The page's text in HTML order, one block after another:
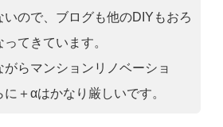
いので、ブログも他のDIYもおろ
てきています。
がらマンションリノベーショ
に＋αはかなり厳しいです。